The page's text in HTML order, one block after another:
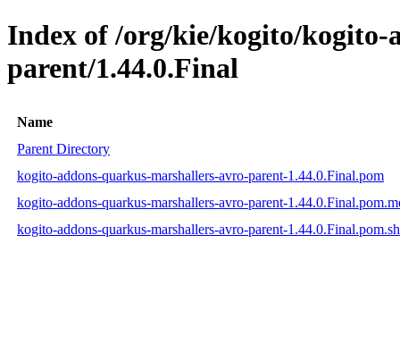
Index of /org/kie/kogito/kogito-
parent/1.44.0.Final
Name
Parent Directory
kogito-addons-quarkus-marshallers-avro-parent-1.44.0.Final.pom
kogito-addons-quarkus-marshallers-avro-parent-
kogito-addons-quarkus-marshallers-avro-parent-